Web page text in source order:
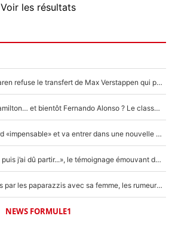
Voir les résultats
F1 - Une légende de McLaren refuse le transfert de Max Verstappen qui pourrait «faire des vagues» et plomber l'ambiance dans l'équipe
Max Verstappen, Lewis Hamilton… et bientôt Fernando Alonso ? Le classement des pilotes les mieux payés en Formule 1 risque de changer !
F1 - Alpine signe un accord «impensable» et va entrer dans une nouvelle dimension : Grande nouvelle pour Pierre Gasly !
F1 : « Je lui ai fait un câlin, puis j’ai dû partir...», le témoignage émouvant de Max Verstappen sur sa fille
F1 : Charles Leclerc surpris par les paparazzis avec sa femme, les rumeurs étaient vraies !
NEWS FORMULE1